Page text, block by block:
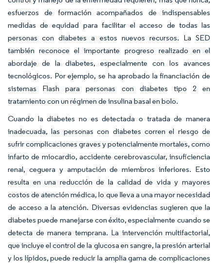
esfuerzos de formación acompañados de indispensables
medidas de equidad para facilitar el acceso de todas las
personas con diabetes a estos nuevos recursos. La SED
también reconoce el importante progreso realizado en el
abordaje de la diabetes, especialmente con los avances
tecnológicos. Por ejemplo, se ha aprobado la financiación de
sistemas Flash para personas con diabetes tipo 2 en
tratamiento con un régimen de insulina basal en bolo.
Cuando la diabetes no es detectada o tratada de manera
inadecuada, las personas con diabetes corren el riesgo de
sufrir complicaciones graves y potencialmente mortales, como
infarto de miocardio, accidente cerebrovascular, insuficiencia
renal, ceguera y amputación de miembros inferiores. Esto
resulta en una reducción de la calidad de vida y mayores
costos de atención médica, lo que lleva a una mayor necesidad
de acceso a la atención. Diversas evidencias sugieren que la
diabetes puede manejarse con éxito, especialmente cuando se
detecta de manera temprana. La intervención multifactorial,
que incluye el control de la glucosa en sangre, la presión arterial
y los lípidos, puede reducir la amplia gama de complicaciones